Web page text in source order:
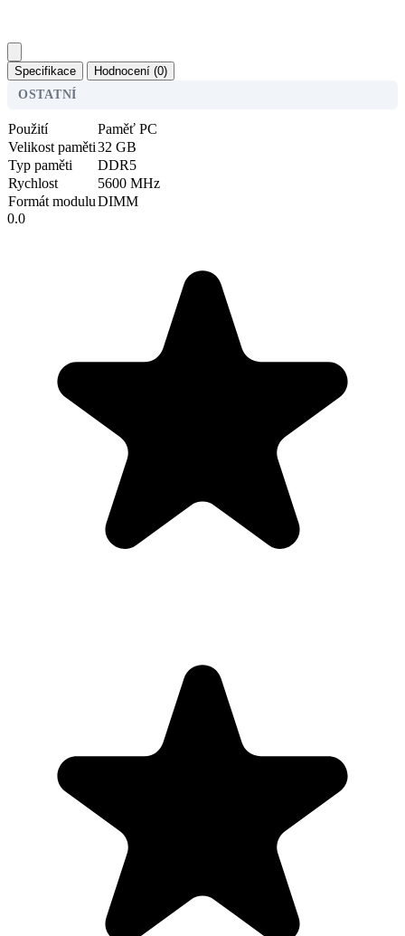
Specifikace
Hodnocení (0)
OSTATNÍ
Použití
Paměť PC
Velikost paměti32 GB
Typ paměti
DDR5
Rychlost
5600 MHz
Formát moduluDIMM
0.0